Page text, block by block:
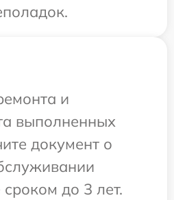
и
выполненных
документ о
до 3 лет.